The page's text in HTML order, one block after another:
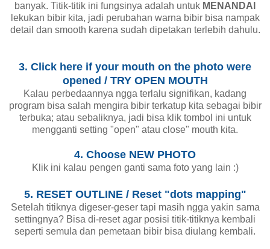
banyak. Titik-titik ini fungsinya adalah untuk MENANDAI
lekukan bibir kita, jadi perubahan warna bibir bisa nampak
detail dan smooth karena sudah dipetakan terlebih dahulu.
3. Click here if your mouth on the photo were
opened / TRY OPEN MOUTH
Kalau perbedaannya ngga terlalu signifikan, kadang
program bisa salah mengira bibir terkatup kita sebagai bibir
terbuka; atau sebaliknya, jadi bisa klik tombol ini untuk
mengganti setting "open" atau close" mouth kita.
4. Choose NEW PHOTO
Klik ini kalau pengen ganti sama foto yang lain :)
5. RESET OUTLINE / Reset "dots mapping"
Setelah titiknya digeser-geser tapi masih ngga yakin sama
settingnya? Bisa di-reset agar posisi titik-titiknya kembali
seperti semula dan pemetaan bibir bisa diulang kembali.